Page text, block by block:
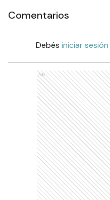
Comentarios
Debés iniciar sesión
Ads